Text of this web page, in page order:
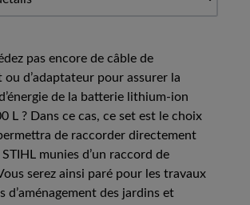
pas encore de câble de
ou d’adaptateur pour assurer la
de la batterie lithium-ion
L ? Dans ce cas, ce set est le choix
de raccorder directement
munies d’un raccord de
serez ainsi paré pour les travaux
d’aménagement des jardins et